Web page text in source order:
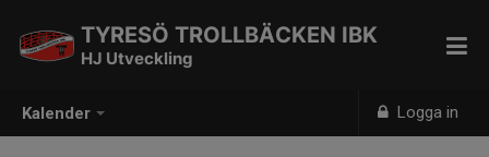
Kalender Logga in
TYRESÖ TROLLBÄCKEN IBK
HJ Utveckling